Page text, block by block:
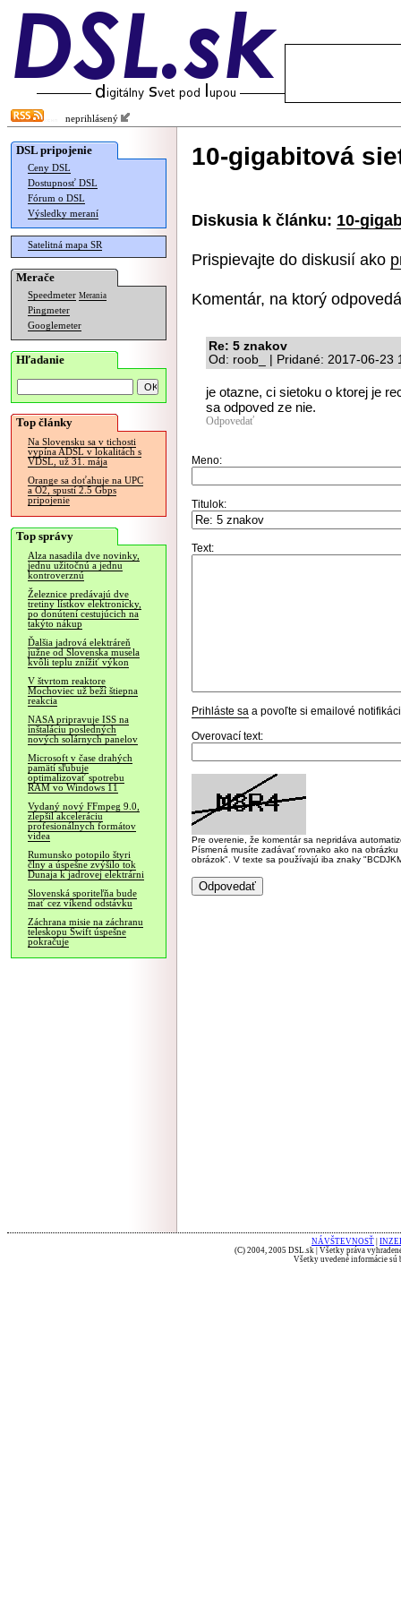
neprihlásený
DSL pripojenie
Ceny DSL
Dostupnosť DSL
Fórum o DSL
Výsledky meraní
Satelitná mapa SR
Merače
Speedmeter Merania
Pingmeter
Googlemeter
Hľadanie
Top články
Na Slovensku sa v tichosti
vypína ADSL v lokalitách s
VDSL, už 31. mája
Orange sa doťahuje na UPC
a O2, spustí 2.5 Gbps
pripojenie
Top správy
Alza nasadila dve novinky,
jednu užitočnú a jednu
kontroverznú
Železnice predávajú dve
tretiny lístkov elektronicky,
po donútení cestujúcich na
takýto nákup
Ďalšia jadrová elektráreň
južne od Slovenska musela
kvôli teplu znížiť výkon
V štvrtom reaktore
Mochoviec už beží štiepna
reakcia
NASA pripravuje ISS na
inštaláciu posledných
nových solárnych panelov
Microsoft v čase drahých
pamätí sľubuje
optimalizovať spotrebu
RAM vo Windows 11
Vydaný nový FFmpeg 9.0,
zlepšil akceleráciu
profesionálnych formátov
videa
Rumunsko potopilo štyri
člny a úspešne zvýšilo tok
Dunaja k jadrovej elektrárni
Slovenská sporiteľňa bude
mať cez víkend odstávku
Záchrana misie na záchranu
teleskopu Swift úspešne
pokračuje
10-gigabitová
Diskusia k článku: 10-
Prispievajte do diskusií ako
Komentár, na ktorý
Re: 5 znakov
Od: roob_ | Pridané: 2017-06-23
je otazne, ci sietoku o ktorej je
sa odpoved ze nie.
Odpovedať
Meno:
Titulok:
Text:
Prihláste sa a povoľte si emailové
Overovací text:
Pre overenie, že komentár sa nepridáva
Písmená musíte zadávať rovnako ako na
obrázok". V texte sa používajú iba znaky
NÁVŠTEVNOSŤ
(C) 2004, 2005 DSL.sk | Všetky práva
Všetky uvedené informácie sú